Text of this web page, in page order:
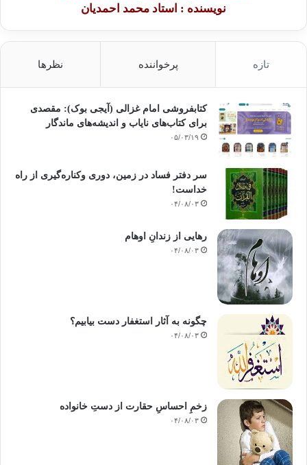
نویسنده : استاد محمد احمدیان
تازه پرخواننده نظرها
کتابفروشی امام غزالی (آیجی بوک): مقصدی
برای کتاب‌های نایاب و اندیشه‌های ماندگار
۰۵/۰۳/۱۹
سر دفتر فساد در زمین‌، دوری وکناره‌گیری از راه
خداست‌!
۰۴/۰۸/۰۳
رهایی از زندانِ اوهام
۰۴/۰۸/۰۳
چگونه به آثار استغفار دست بیابیم؟
۰۴/۰۸/۰۳
زخمِ احساسِ حقارت از دستِ خانواده
۰۴/۰۸/۰۳